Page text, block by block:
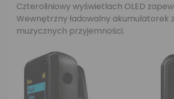
Czteroliniowy wyświetlach OLED
Wewnętrzny ładowalny akumulatorek
muzycznych przyjemności.